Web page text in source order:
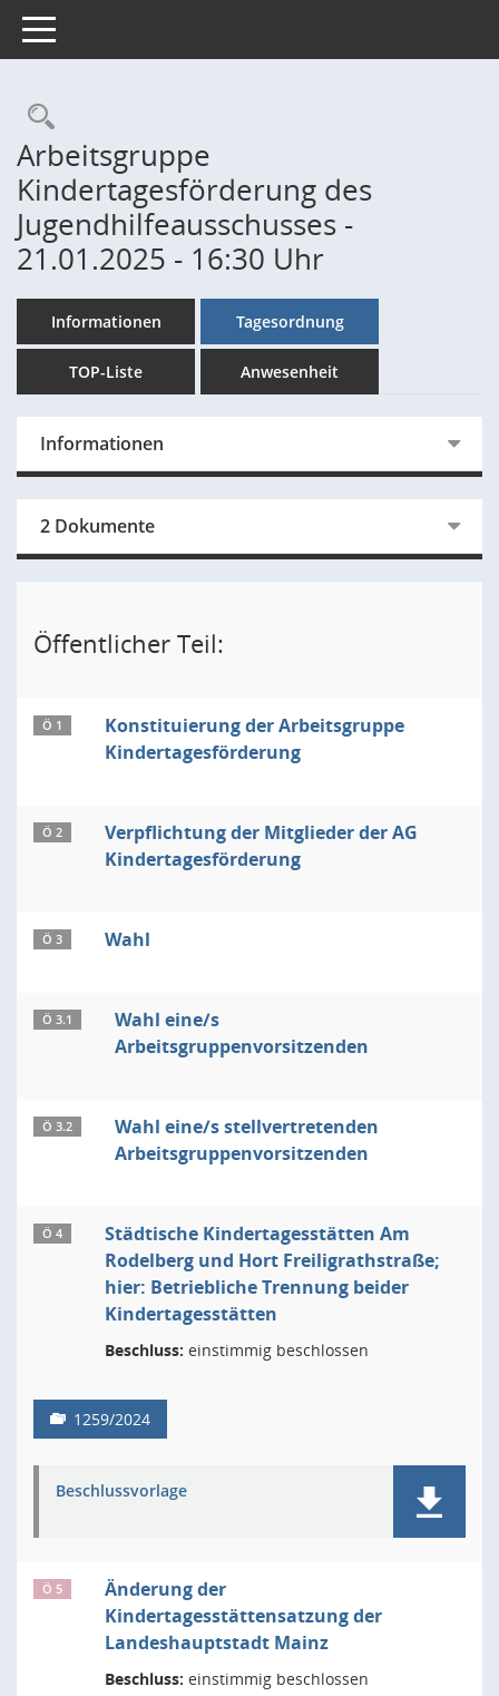
Toggle navigation
Rechercheauswahl
Arbeitsgruppe
Kindertagesförderung des
Jugendhilfeausschusses -
21.01.2025 - 16:30 Uhr
Informationen Tagesordnung
TOP-Liste Anwesenheit
Informationen
2 Dokumente
Öffentlicher Teil:
Ö 1
Konstituierung der Arbeitsgruppe
Kindertagesförderung
Ö 2
Verpflichtung der Mitglieder der AG
Kindertagesförderung
Ö 3 Wahl
Ö 3.1
Wahl eine/s
Arbeitsgruppenvorsitzenden
Ö 3.2
Wahl eine/s stellvertretenden
Arbeitsgruppenvorsitzenden
Ö 4
Städtische Kindertagesstätten Am
Rodelberg und Hort Freiligrathstraße;
hier: Betriebliche Trennung beider
Kindertagesstätten
Beschluss: einstimmig beschlossen
1259/2024
Beschlussvorlage
Ö 5
Änderung der
Kindertagesstättensatzung der
Landeshauptstadt Mainz
Beschluss: einstimmig beschlossen